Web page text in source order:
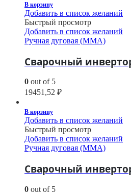
В корзину
Добавить в список желаний
Быстрый просмотр
Добавить в список желаний
Ручная дуговая (MMA)
Сварочный инвертор
0 out of 5
19451,52 ₽
В корзину
Добавить в список желаний
Быстрый просмотр
Добавить в список желаний
Ручная дуговая (MMA)
Сварочный инвертор
0 out of 5